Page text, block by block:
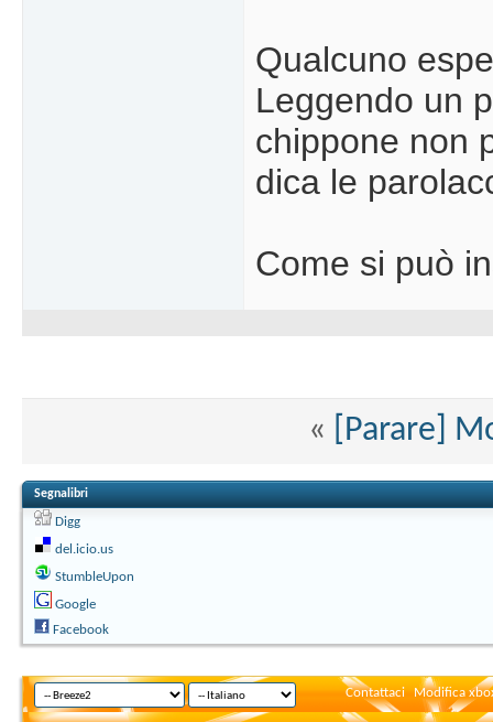
Qualcuno
Leggendo un
chippone non
dica le
Come si può
« [Parare]
Segnalibri
Digg
del.icio.us
StumbleUpon
Google
Facebook
Contattaci Modifica